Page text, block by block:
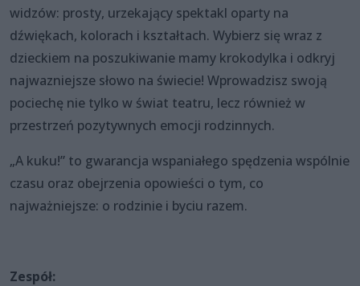
widzów: prosty, urzekający spektakl oparty na
dźwiękach, kolorach i kształtach. Wybierz się wraz z
dzieckiem na poszukiwanie mamy krokodylka i odkryj
najwazniejsze słowo na świecie! Wprowadzisz swoją
pociechę nie tylko w świat teatru, lecz również w
przestrzeń pozytywnych emocji rodzinnych.
„A kuku!” to gwarancja wspaniałego spędzenia wspólnie
czasu oraz obejrzenia opowieści o tym, co
najważniejsze: o rodzinie i byciu razem.
Zespół: